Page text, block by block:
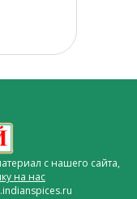
с нашего сайта,
на нас